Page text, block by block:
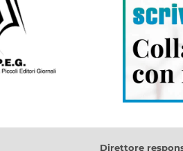
Direttore